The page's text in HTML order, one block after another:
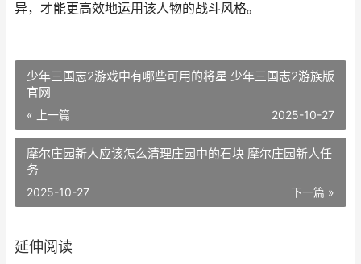
异，才能更高效地运用该人物的战斗风格。
少年三国志2游戏中有哪些可用的将星 少年三国志2游族版
官网
« 上一篇 2025-10-27
摩尔庄园新人应该怎么清理庄园中的石块 摩尔庄园新人任
务
下一篇 »
2025-10-27
延伸阅读